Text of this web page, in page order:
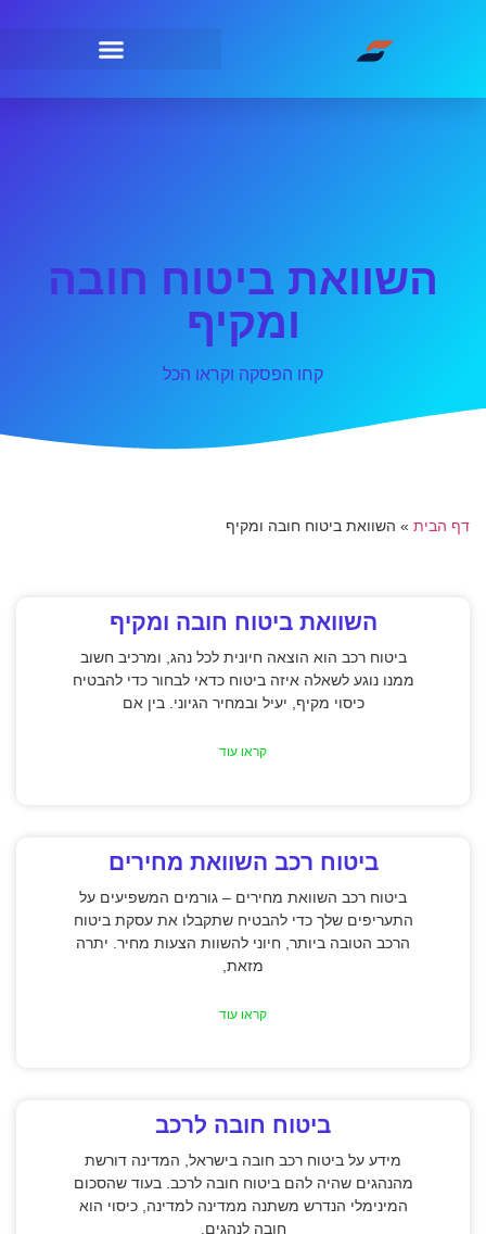
השוואת ביטוח חובה
ומקיף
קחו הפסקה וקראו הכל
דף הבית » השוואת ביטוח חובה ומקיף
השוואת ביטוח חובה ומקיף
ביטוח רכב הוא הוצאה חיונית לכל נהג, ומרכיב חשוב
ממנו נוגע לשאלה איזה ביטוח כדאי לבחור כדי להבטיח
כיסוי מקיף, יעיל ובמחיר הגיוני. בין אם
קראו עוד
ביטוח רכב השוואת מחירים
ביטוח רכב השוואת מחירים – גורמים המשפיעים על
התעריפים שלך כדי להבטיח שתקבלו את עסקת ביטוח
הרכב הטובה ביותר, חיוני להשוות הצעות מחיר. יתרה
מזאת,
קראו עוד
ביטוח חובה לרכב
מידע על ביטוח רכב חובה בישראל, המדינה דורשת
מהנהגים שהיה להם ביטוח חובה לרכב. בעוד שהסכום
המינימלי הנדרש משתנה ממדינה למדינה, כיסוי הוא
חובה לנהגים.